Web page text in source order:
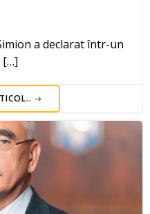
a declarat într-un
[…]